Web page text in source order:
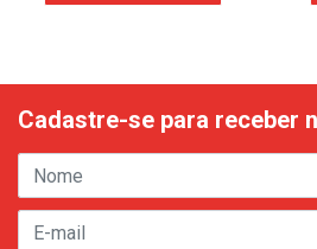
Cadastre-se para receber